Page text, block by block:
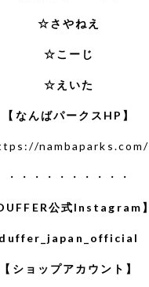
☆さやねえ
☆こーじ
☆えいた
【なんばパークスHP】
nambaparks.com/
・・・・・・・・・・
DUFFER公式Instagram】
duffer_japan_official
【ショップアカウント】